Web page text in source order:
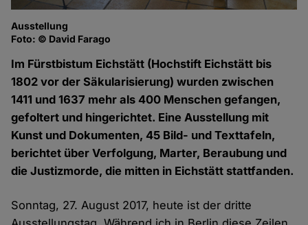
Ausstellung
Foto: © David Farago
Im Fürstbistum Eichstätt (Hochstift Eichstätt bis
1802 vor der Säkularisierung) wurden zwischen
1411 und 1637 mehr als 400 Menschen gefangen,
gefoltert und hingerichtet. Eine Ausstellung mit
Kunst und Dokumenten, 45 Bild- und Texttafeln,
berichtet über Verfolgung, Marter, Beraubung und
die Justizmorde, die mitten in Eichstätt stattfanden.
Sonntag, 27. August 2017, heute ist der dritte